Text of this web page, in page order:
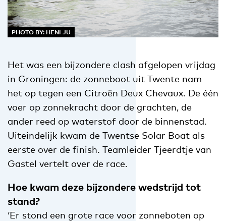
PHOTO BY: HENI JU
Het was een bijzondere clash afgelopen vrijdag
in Groningen: de zonneboot uit Twente nam
het op tegen een Citroën Deux Chevaux. De één
voer op zonnekracht door de grachten, de
ander reed op waterstof door de binnenstad.
Uiteindelijk kwam de Twentse Solar Boat als
eerste over de finish. Teamleider Tjeerdtje van
Gastel vertelt over de race.
Hoe kwam deze bijzondere wedstrijd tot
stand?
‘Er stond een grote race voor zonneboten op